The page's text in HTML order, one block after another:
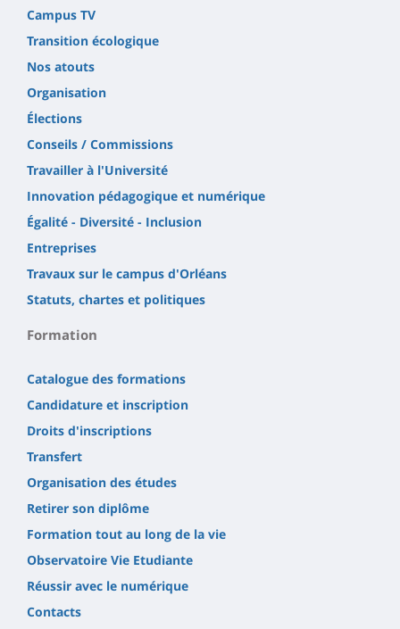
Campus TV
Transition écologique
Nos atouts
Organisation
Élections
Conseils / Commissions
Travailler à l'Université
Innovation pédagogique et numérique
Égalité - Diversité - Inclusion
Entreprises
Travaux sur le campus d'Orléans
Statuts, chartes et politiques
Formation
Catalogue des formations
Candidature et inscription
Droits d'inscriptions
Transfert
Organisation des études
Retirer son diplôme
Formation tout au long de la vie
Observatoire Vie Etudiante
Réussir avec le numérique
Contacts